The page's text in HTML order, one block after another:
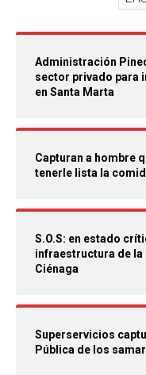
Administración
sector privado para
en Santa Marta
Capturan a hombre
tenerle lista la
S.O.S: en estado
infraestructura de la
Ciénaga
Superservicios
Pública de los